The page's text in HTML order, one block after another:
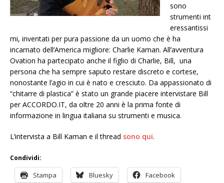
sono
strumenti int
eressantissi
mi, inventati per pura passione da un uomo che è ha
incarnato dell’America migliore: Charlie Kaman. All’avventura
Ovation ha partecipato anche il figlio di Charlie, Bill, una
persona che ha sempre saputo restare discreto e cortese,
nonostante l’agio in cui è nato e cresciuto. Da appassionato di
“chitarre di plastica” è stato un grande piacere intervistare Bill
per ACCORDO.IT, da oltre 20 anni è la prima fonte di
informazione in lingua italiana su strumenti e musica.
L’intervista a Bill Kaman e il thread sono qui.
Condividi:
Stampa Bluesky Facebook